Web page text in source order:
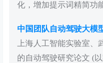
化，增加提示词精简功
中国团队自动驾驶大模
上海人工智能实验室
的自动驾驶研究论文 (